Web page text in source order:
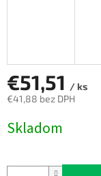
€51,51 / ks
€41,88 bez DPH
cena:
Skladom